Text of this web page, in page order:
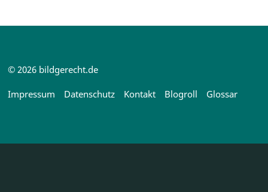
© 2026 bildgerecht.de
Impressum Datenschutz Kontakt Blogroll Glossar